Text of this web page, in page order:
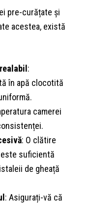
pre-curățate și
acestea, există
:
în apă clocotită
camerei
: O clătire
suficientă
de gheață
: Asigurați-vă că